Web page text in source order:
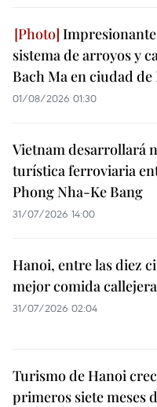
sistema de arroyos y
Bach Ma en ciudad de
01/08/2026 01:30
Vietnam desarrollará
turística ferroviaria
Phong Nha-Ke Bang
31/07/2026 14:00
Hanoi, entre las diez
mejor comida
31/07/2026 02:04
Turismo de Hanoi
primeros siete meses